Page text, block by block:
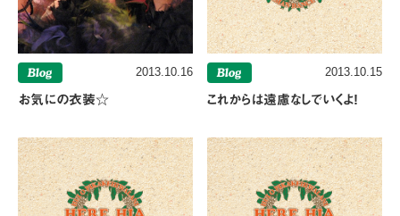
Blog 2013.10.16
お気にの衣装☆
Blog 2013.10.15
これからは遠慮なしでいくよ!